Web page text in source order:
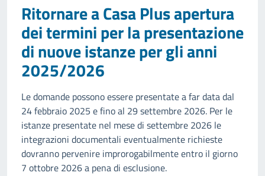
Ritornare a Casa Plus apertura
dei termini per la presentazione
di nuove istanze per gli anni
2025/2026
Le domande possono essere presentate a far data dal
24 febbraio 2025 e fino al 29 settembre 2026. Per le
istanze presentate nel mese di settembre 2026 le
integrazioni documentali eventualmente richieste
dovranno pervenire improrogabilmente entro il giorno
7 ottobre 2026 a pena di esclusione.